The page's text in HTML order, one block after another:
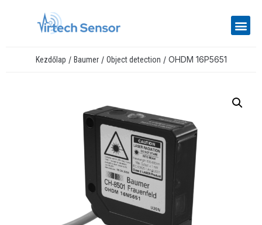
Kezdőlap / Baumer/ Object detection / OHDM 16P5651